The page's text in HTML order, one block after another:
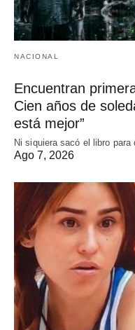
NACIONAL
Encuentran
Cien años de
está mejor”
Ni siquiera sacó el libro
Ago 7, 2026